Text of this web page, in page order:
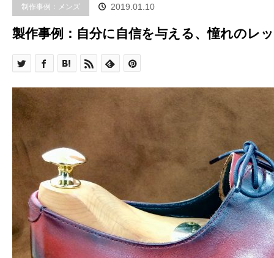
制作事例：メンズ 2019.01.10
製作事例：自分に自信を与える、憧れのレ